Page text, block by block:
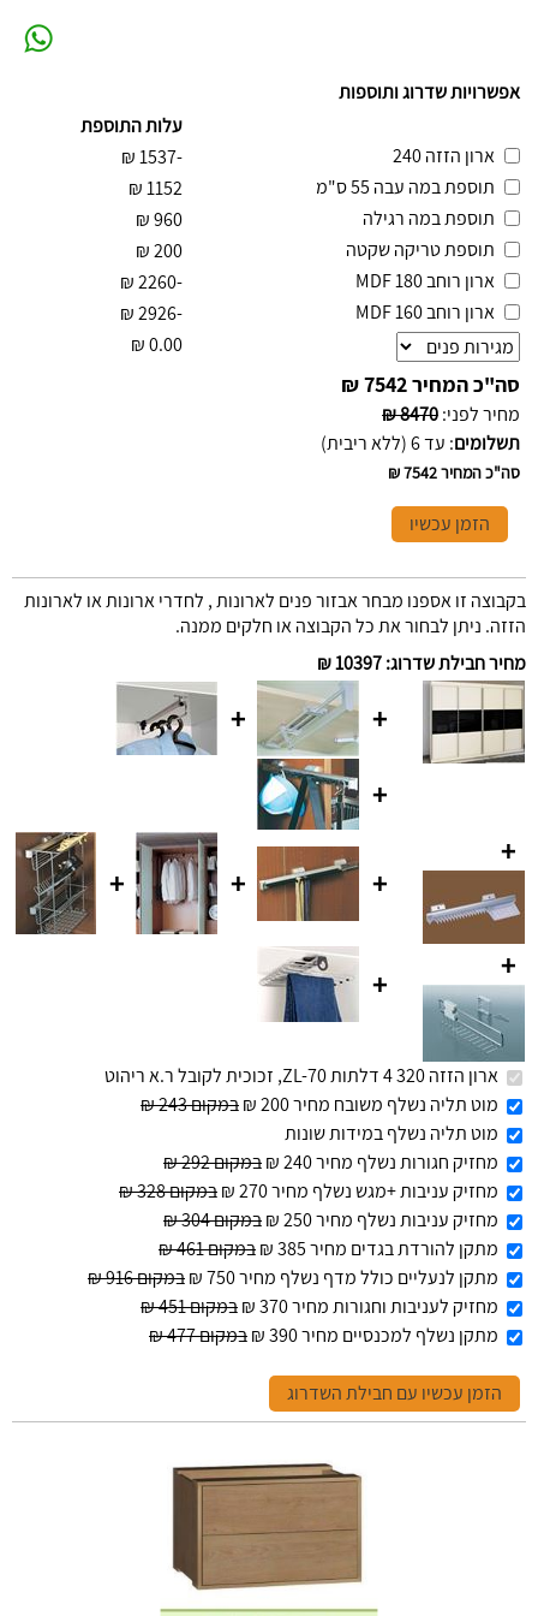
אפשרויות שדרוג ותוספות
עלות התוספת
ארון הזזה 240
-1537
₪
תוספת במה עבה 55 ס"מ
1152
₪
תוספת במה רגילה
960
₪
תוספת טריקה שקטה
200
₪
ארון רוחב 180 MDF
-2260
₪
ארון רוחב 160 MDF
-2926
₪
0.00
₪
סה"כ המחיר7542 ₪
מחיר לפני:
8470 ₪
תשלומים: עד 6 (ללא ריבית)
סה"כ המחיר7542 ₪
הזמן עכשיו
בקבוצה זו אספנו מבחר אבזור פנים לארונות , לחדרי ארונות או לארונות
הזזה. ניתן לבחור את כל הקבוצה או חלקים ממנה.
מחיר חבילת שדרוג:
10397 ₪
+
+
+
+
+
+
+
+
+
ארון הזזה 320 4 דלתות ZL-70, זכוכית לקובל ר.א ריהוט
מוט תליה נשלף משובח מחיר 200 ₪
במקום 243 ₪
מוט תליה נשלף במידות שונות
מחזיק חגורות נשלף מחיר 240 ₪
במקום 292 ₪
מחזיק עניבות +מגש נשלף מחיר 270 ₪
במקום 328 ₪
מחזיק עניבות נשלף מחיר 250 ₪
במקום 304 ₪
מתקן להורדת בגדים מחיר 385 ₪
במקום 461 ₪
מתקן לנעליים כולל מדף נשלף מחיר 750 ₪
במקום 916 ₪
מחזיק לעניבות וחגורות מחיר 370 ₪
במקום 451 ₪
מתקן נשלף למכנסיים מחיר 390 ₪
במקום 477 ₪
הזמן עכשיו עם חבילת השדרוג